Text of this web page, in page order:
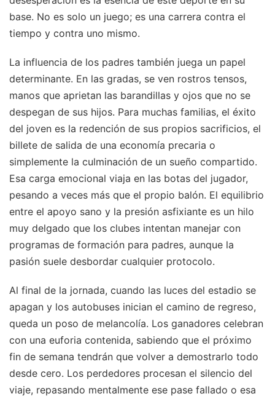
base. No es solo un juego; es una carrera contra el
tiempo y contra uno mismo.
La influencia de los padres también juega un papel
determinante. En las gradas, se ven rostros tensos,
manos que aprietan las barandillas y ojos que no se
despegan de sus hijos. Para muchas familias, el éxito
del joven es la redención de sus propios sacrificios, el
billete de salida de una economía precaria o
simplemente la culminación de un sueño compartido.
Esa carga emocional viaja en las botas del jugador,
pesando a veces más que el propio balón. El equilibrio
entre el apoyo sano y la presión asfixiante es un hilo
muy delgado que los clubes intentan manejar con
programas de formación para padres, aunque la
pasión suele desbordar cualquier protocolo.
Al final de la jornada, cuando las luces del estadio se
apagan y los autobuses inician el camino de regreso,
queda un poso de melancolía. Los ganadores celebran
con una euforia contenida, sabiendo que el próximo
fin de semana tendrán que volver a demostrarlo todo
desde cero. Los perdedores procesan el silencio del
viaje, repasando mentalmente ese pase fallado o esa